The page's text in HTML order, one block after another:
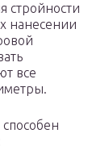
стройности
нанесении
все